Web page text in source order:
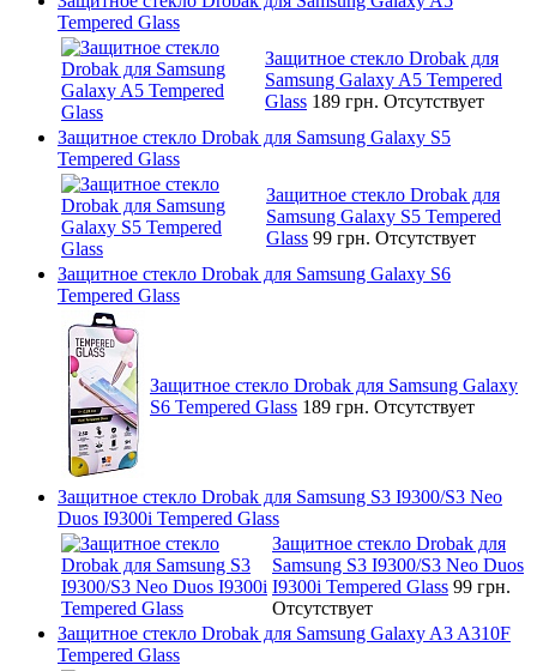
Tempered Glass
Защитное стекло Drobak для
Samsung Galaxy A5 Tempered
Glass 189 грн. Отсутствует
Защитное стекло Drobak для Samsung Galaxy S5
Tempered Glass
Защитное стекло Drobak для
Samsung Galaxy S5 Tempered
Glass 99 грн. Отсутствует
Защитное стекло Drobak для Samsung Galaxy S6
Tempered Glass
Защитное стекло Drobak для Samsung Galaxy
S6 Tempered Glass 189 грн. Отсутствует
Защитное стекло Drobak для Samsung S3 I9300/S3 Neo
Duos I9300i Tempered Glass
Защитное стекло Drobak для
Samsung S3 I9300/S3 Neo Duos
I9300i Tempered Glass 99 грн.
Отсутствует
Защитное стекло Drobak для Samsung Galaxy A3 A310F
Tempered Glass